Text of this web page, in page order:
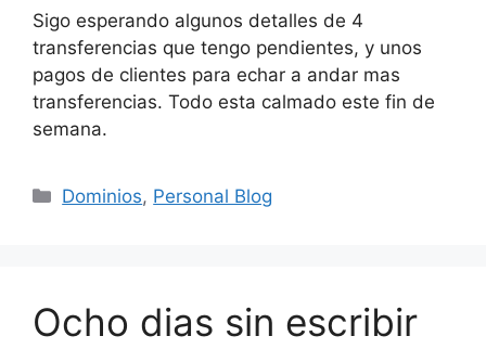
Sigo esperando algunos detalles de 4
transferencias que tengo pendientes, y unos
pagos de clientes para echar a andar mas
transferencias. Todo esta calmado este fin de
semana.
Categorías
Dominios, Personal Blog
Ocho dias sin escribir